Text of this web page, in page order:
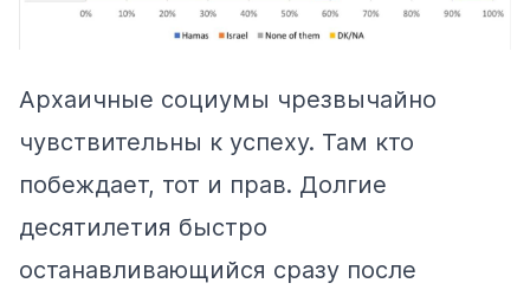
Архаичные социумы чрезвычайно
чувствительны к успеху. Там кто
побеждает, тот и прав. Долгие
десятилетия быстро
останавливающийся сразу после